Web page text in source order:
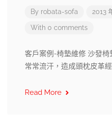
By robata-sofa 2013
With 0 comments
客戶案例-椅墊維修 沙發
常常流汗，造成頭枕皮革
Read More